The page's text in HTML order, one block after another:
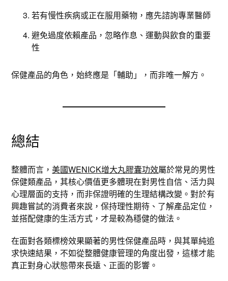
若有慢性疾病或正在服用藥物，應先諮詢專業醫師
避免過度依賴產品，忽略作息、運動與飲食的重要
性
保健產品的角色，始終應是「輔助」，而非唯一解方。
總結
整體而言，美國WENICK增大丸膠囊功效屬於常見的男性
保健類產品，其核心價值更多體現在對男性自信、活力與
心理層面的支持，而非保證明確的生理結構改變。對於有
興趣嘗試的消費者來說，保持理性期待、了解產品定位，
並搭配健康的生活方式，才是較為穩健的做法。
在面對各類標榜效果顯著的男性保健產品時，與其單純追
求快速結果，不如從整體健康管理的角度出發，這樣才能
真正對身心狀態帶來長遠、正面的影響。